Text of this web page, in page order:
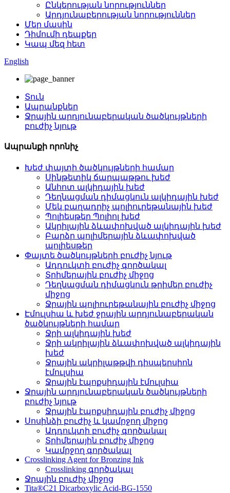
Ընկերության նորություններ
Արդյունաբերության նորություններ
Մեր մասին
Դիմումի դեպքեր
Կապ մեզ հետ
English
Տուն
Ապրանքներ
Ջրային արդյունաբերական ծածկույթների
բուժիչ նյութ
Ապրանքի որոնիչ
Խեժ փայտի ծածկույթների համար
Սինթետիկ ճարպաթթու խեժ
Անհոտ ալկիդային խեժ
Դեղնացման դիմացկուն ալկիդային խեժ
Մեկ բաղադրիչ պոլիուրեթանային խեժ
Պոլիեսթեր Պոլիոլ խեժ
Ակրիլային ձևափոխված ալկիդային խեժ
Բարձր պոլիմերային ձևափոխված
պոլիեսթեր
Փայտե ծածկույթների բուժիչ նյութ
Ադդուկտի բուժիչ գործակալ
Տրիմերային բուժիչ միջոց
Դեղնացման դիմացկուն թրիմեր բուժիչ
միջոց
Ջրային պոլիուրեթանային բուժիչ միջոց
Էմուլսիա և խեժ ջրային արդյունաբերական
ծածկույթների համար
Ջրի ալկիդային խեժ
Ջրի ակրիլային ձևափոխված ալկիդային
խեժ
Ջրային ակրիլաթթվի դիսպերսիոն
էմուլսիա
Ջրային էպոքսիդային էմուլսիա
Ջրային արդյունաբերական ծածկույթների
բուժիչ նյութ
Ջրային էպոքսիդային բուժիչ միջոց
Սոսինձի բուժիչ և կամրջող միջոց
Ադդուկտի բուժիչ գործակալ
Տրիմերային բուժիչ միջոց
Կամրջող գործակալ
Crosslinking Agent for Bronzing Ink
Crosslinking գործակալ
Ջրային բուժիչ միջոց
Tita®C21 Dicarboxylic Acid-BG-1550